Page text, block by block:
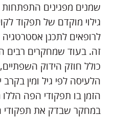
שמנים מפגינים
גילוי מוקדם של תפקוד
לרופאים לתכנן
זה. בעוד שמחקרים רבים
כולל חוזק הידוק
הלעיסה לפי גיל ומין
הזמן בו תפקודי הפה
במחקר שבדק את תפקודי